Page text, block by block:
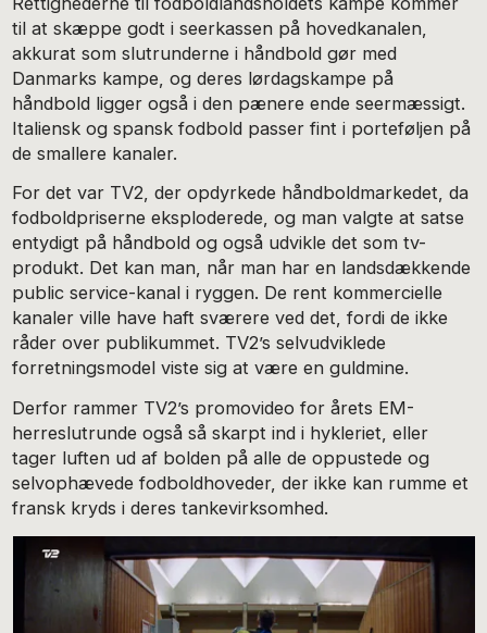
til at skæppe godt i seerkassen på hovedkanalen,
akkurat som slutrunderne i håndbold gør med
Danmarks kampe, og deres lørdagskampe på
håndbold ligger også i den pænere ende seermæssigt.
Italiensk og spansk fodbold passer fint i porteføljen på
de smallere kanaler.
For det var TV2, der opdyrkede håndboldmarkedet, da
fodboldpriserne eksploderede, og man valgte at satse
entydigt på håndbold og også udvikle det som tv-
produkt. Det kan man, når man har en landsdækkende
public service-kanal i ryggen. De rent kommercielle
kanaler ville have haft sværere ved det, fordi de ikke
råder over publikummet. TV2’s selvudviklede
forretningsmodel viste sig at være en guldmine.
Derfor rammer TV2’s promovideo for årets EM-
herreslutrunde også så skarpt ind i hykleriet, eller
tager luften ud af bolden på alle de oppustede og
selvophævede fodboldhoveder, der ikke kan rumme et
fransk kryds i deres tankevirksomhed.